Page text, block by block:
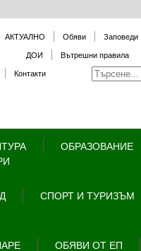
АКТУАЛНО Обяви Заповеди
ДОИ
Вътрешни правила
Контакти
ОБРАЗОВАНИЕ
СПОРТ И ТУРИЗЪМ
ОБЯВИ ОТ ЕП